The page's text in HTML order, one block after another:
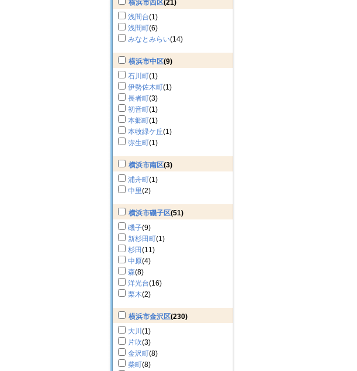
横浜市西区(21)
浅間台(1)
浅間町(6)
みなとみらい(14)
横浜市中区(9)
石川町(1)
伊勢佐木町(1)
長者町(3)
初音町(1)
本郷町(1)
本牧緑ケ丘(1)
弥生町(1)
横浜市南区(3)
浦舟町(1)
中里(2)
横浜市磯子区(51)
磯子(9)
新杉田町(1)
杉田(11)
中原(4)
森(8)
洋光台(16)
栗木(2)
横浜市金沢区(230)
大川 (1)
片吹(3)
金沢町(8)
柴町(8)